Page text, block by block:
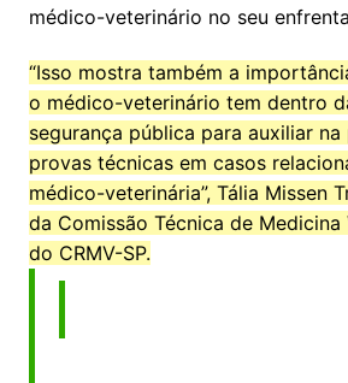
médico-veterinário no seu
“Isso mostra também a
o médico-veterinário tem dentro
segurança pública para auxiliar
provas técnicas em casos
médico-veterinária”, Tália Missen
da Comissão Técnica de Medicina
do CRMV-SP.